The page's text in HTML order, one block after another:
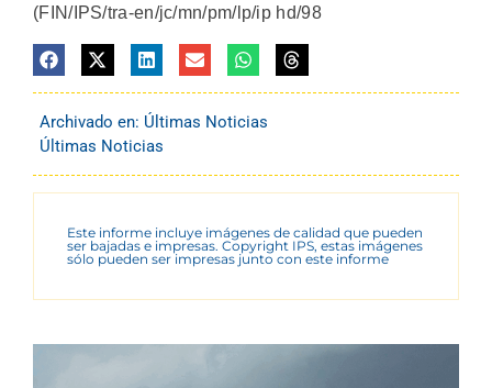
(FIN/IPS/tra-en/jc/mn/pm/lp/ip hd/98
Archivado en: Últimas Noticias
Últimas Noticias
Este informe incluye imágenes de calidad que pueden
ser bajadas e impresas. Copyright IPS, estas imágenes
sólo pueden ser impresas junto con este informe